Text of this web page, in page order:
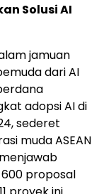
Solusi AI
jamuan
dari AI
adopsi AI di
sederet
muda ASEAN
proposal